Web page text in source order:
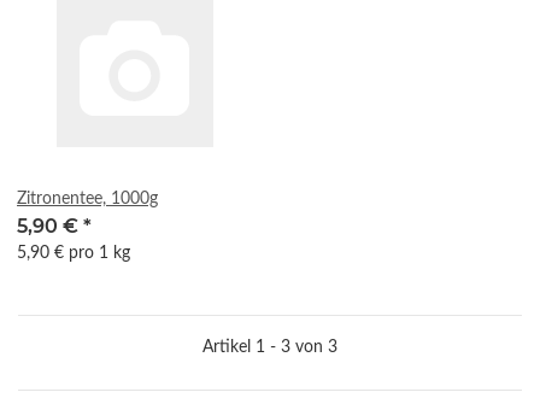
Zitronentee, 1000g
5,90 € *
5,90 € pro 1 kg
Artikel 1 - 3 von 3